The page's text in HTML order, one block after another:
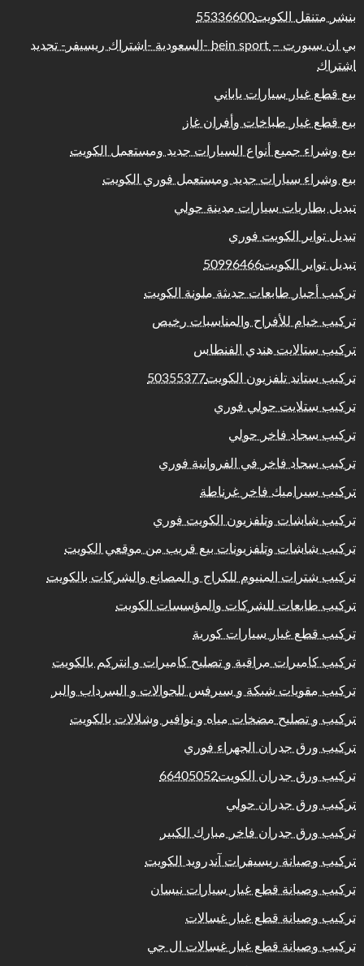
بنشر متنقل الكويت55336600
بي ان سبورت – bein sport -السعودية -اشتراك ريسيفر- تجديد
اشتراك
بيع قطع غيار سيارات ياباني
بيع قطع غيار طباخات وأفران غاز
بيع وشراء جميع أنواع السيارات جديد ومستعمل الكويت
بيع وشراء سيارات جديد ومستعمل فوري الكويت
تبديل بطاريات سيارات مدينة حولي
تبديل تواير الكويت فوري
تبديل تواير الكويت50996466
تركيب أحبار طابعات حديثة ملونة الكويت
تركيب خيام للأفراح والمناسبات رخيص
تركيب ستالايت هندي الفنطاس
تركيب ستاند تلفزيون الكويت50355377
تركيب ستلايت حولي فوري
تركيب سجاد فاخر حولي
تركيب سجاد فاخر في الفروانية فوري
تركيب سيراميك فاخر غرناطة
تركيب شاشات وتلفزيون الكويت فوري
تركيب شاشات وتلفزيونات بيع قريب من موقعي الكويت
تركيب شترات المنيوم للكراج و المصانع والشركات بالكويت
تركيب طابعات للشركات والمؤسسات الكويت
تركيب قطع غيار سيارات كورية
تركيب كاميرات مراقبة و تصليح كاميرات و انتركم بالكويت
تركيب مقويات شبكة و سيرفس للجوالات و السرداب والبر
تركيب و تصليح مضخات مياه و نوافير وشلالات بالكويت
تركيب ورق جدران الجهراء فوري
تركيب ورق جدران الكويت66405052
تركيب ورق جدران حولي
تركيب ورق جدران فاخر مبارك الكبير
تركيب وصيانة ريسيفرات آندرويد الكويت
تركيب وصيانة قطع غيار سيارات نيسان
تركيب وصيانة قطع غيار غسالات
تركيب وصيانة قطع غيار غسالات ال جي